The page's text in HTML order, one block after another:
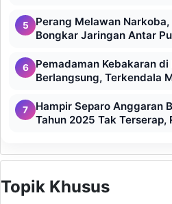
5
Perang Melawan
Bongkar Jaringan Antar
6
Pemadaman Kebakaran di
Berlangsung, Terkendala
7
Hampir Separo Anggaran
Tahun 2025 Tak
Topik Khusus